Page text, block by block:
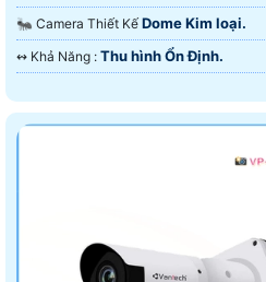
🐜 Camera Thiết Kế Dome Kim loại.
️↭ Khả Năng : Thu hình Ổn Định.